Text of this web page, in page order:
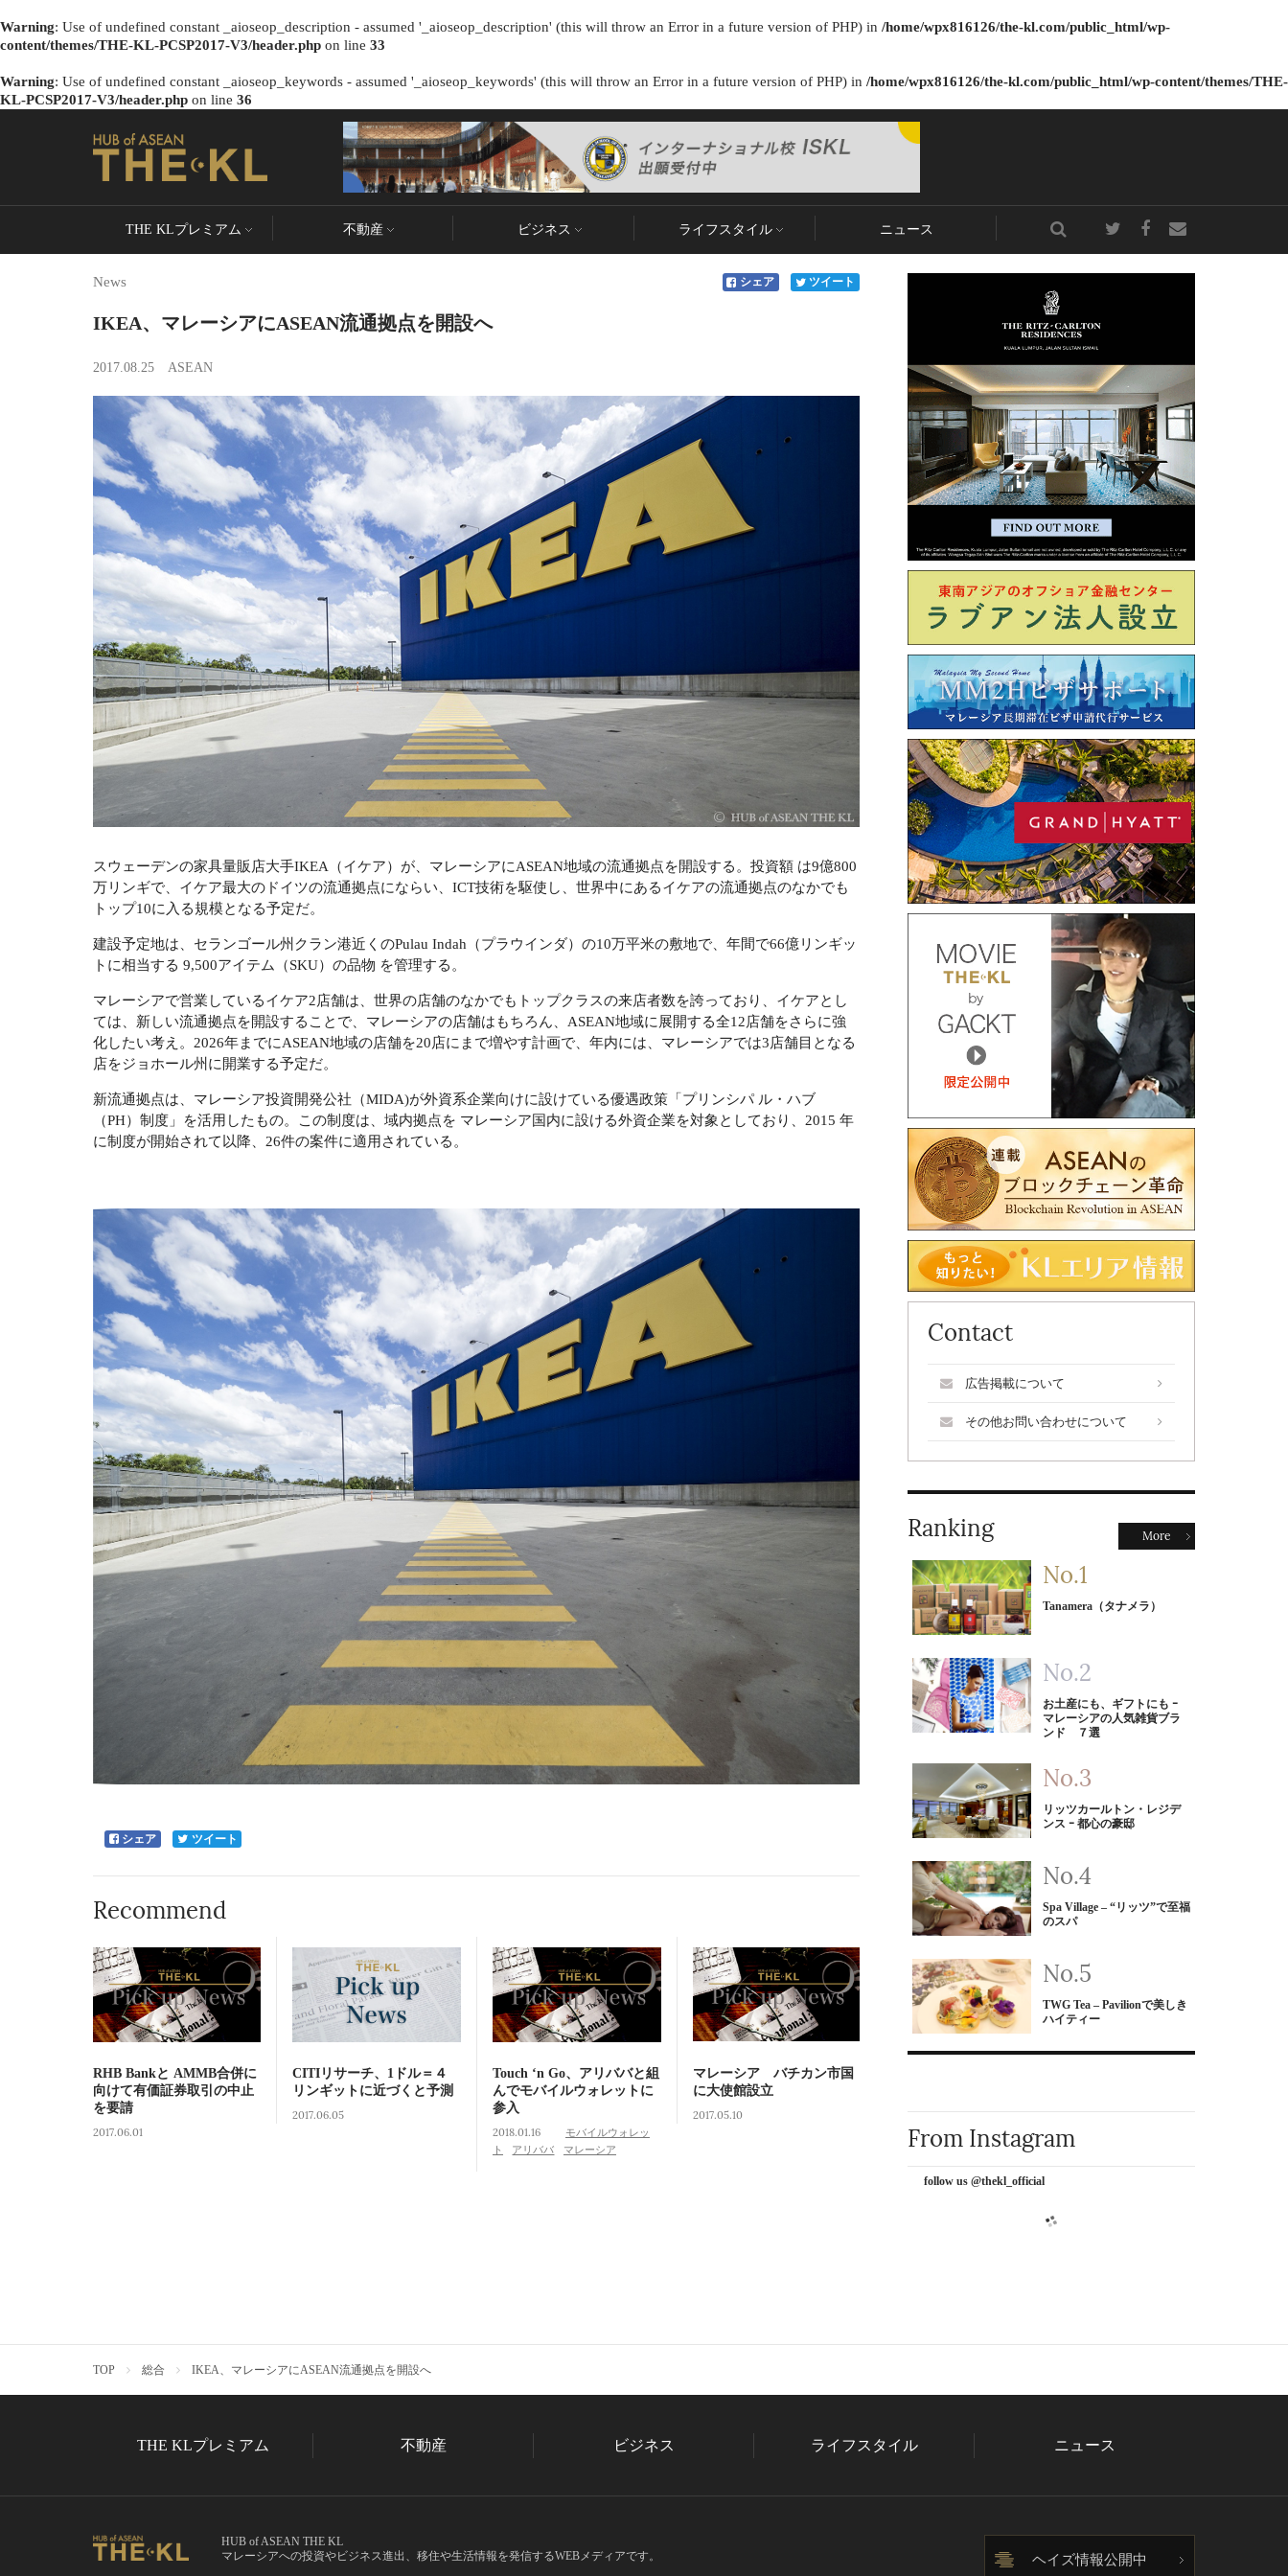
Warning: Use of undefined constant _aioseop_description - assumed '_aioseop_description' (this will throw an Error in a future version of PHP) in /home/wpx816126/the-kl.com/public_html/wp-
content/themes/THE-KL-PCSP2017-V3/header.php on line 33
Warning: Use of undefined constant _aioseop_keywords - assumed '_aioseop_keywords' (this will throw an Error in a future version of PHP) in /home/wpx816126/the-kl.com/public_html/wp-content/themes/THE-
KL-PCSP2017-V3/header.php on line 36
THE KLプレミアム 不動産 ビジネス ライフスタイル ニュース
News シェア ツイート
IKEA、マレーシアにASEAN流通拠点を開設へ
2017.08.25 ASEAN
スウェーデンの家具量販店大手IKEA（イケア）が、マレーシアにASEAN地域の流通拠点を開設する。投資額 は9億800
万リンギで、イケア最大のドイツの流通拠点にならい、ICT技術を駆使し、世界中にあるイケアの流通拠点のなかでも
トップ10に入る規模となる予定だ。
建設予定地は、セランゴール州クラン港近くのPulau Indah（プラウインダ）の10万平米の敷地で、年間で66億リンギッ
トに相当する 9,500アイテム（SKU）の品物 を管理する。
マレーシアで営業しているイケア2店舗は、世界の店舗のなかでもトップクラスの来店者数を誇っており、イケアとし
ては、新しい流通拠点を開設することで、マレーシアの店舗はもちろん、ASEAN地域に展開する全12店舗をさらに強
化したい考え。2026年までにASEAN地域の店舗を20店にまで増やす計画で、年内には、マレーシアでは3店舗目となる
店をジョホール州に開業する予定だ。
新流通拠点は、マレーシア投資開発公社（MIDA)が外資系企業向けに設けている優遇政策「プリンシパ ル・ハブ
（PH）制度」を活用したもの。この制度は、域内拠点を マレーシア国内に設ける外資企業を対象としており、2015 年
に制度が開始されて以降、26件の案件に適用されている。
シェア ツイート
Recommend
RHB Bankと AMMB合併に
向けて有価証券取引の中止
を要請
2017.06.01
CITIリサーチ、1ドル＝４
リンギットに近づくと予測
2017.06.05
Touch ‘n Go、アリババと組
んでモバイルウォレットに
参入
2018.01.16
モバイルウォレッ
ト
アリババ マレーシア
マレーシア バチカン市国
に大使館設立
2017.05.10
Contact
広告掲載について
その他お問い合わせについて
Ranking More
Tanamera（タナメラ）
お土産にも、ギフトにも ｰ
マレーシアの人気雑貨ブラ
ンド ７選
リッツカールトン・レジデ
ンス ｰ 都心の豪邸
Spa Village – “リッツ”で至福
のスパ
TWG Tea – Pavilionで美しき
ハイティー
From Instagram
follow us @thekl_official
TOP 総合 IKEA、マレーシアにASEAN流通拠点を開設へ
THE KLプレミアム 不動産 ビジネス ライフスタイル ニュース
HUB of ASEAN THE KL
マレーシアへの投資やビジネス進出、移住や生活情報を発信するWEBメディアです。
ヘイズ情報公開中